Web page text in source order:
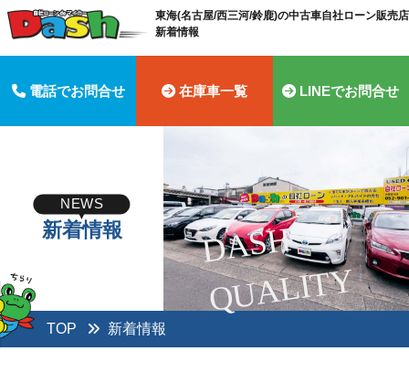
東海(名古屋/西三河/鈴鹿)の中古車自社ローン販売
新着情報
電話でお問合せ 在庫車一覧 LINEでお問合せ
D
A
S
H
Q
U
A
LI
T
Y
NEWS
新着情報
TOP 新着情報